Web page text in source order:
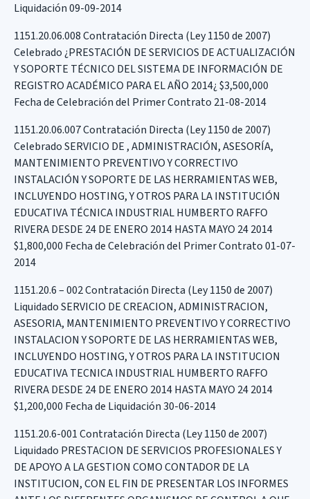
Liquidación 09-09-2014
1151.20.06.008 Contratación Directa (Ley 1150 de 2007)
Celebrado ¿PRESTACIÓN DE SERVICIOS DE ACTUALIZACIÓN
Y SOPORTE TÉCNICO DEL SISTEMA DE INFORMACIÓN DE
REGISTRO ACADÉMICO PARA EL AÑO 2014¿ $3,500,000
Fecha de Celebración del Primer Contrato 21-08-2014
1151.20.06.007 Contratación Directa (Ley 1150 de 2007)
Celebrado SERVICIO DE , ADMINISTRACIÓN, ASESORÍA,
MANTENIMIENTO PREVENTIVO Y CORRECTIVO
INSTALACIÓN Y SOPORTE DE LAS HERRAMIENTAS WEB,
INCLUYENDO HOSTING, Y OTROS PARA LA INSTITUCIÓN
EDUCATIVA TÉCNICA INDUSTRIAL HUMBERTO RAFFO
RIVERA DESDE 24 DE ENERO 2014 HASTA MAYO 24 2014
$1,800,000 Fecha de Celebración del Primer Contrato 01-07-
2014
1151.20.6 – 002 Contratación Directa (Ley 1150 de 2007)
Liquidado SERVICIO DE CREACION, ADMINISTRACION,
ASESORIA, MANTENIMIENTO PREVENTIVO Y CORRECTIVO
INSTALACION Y SOPORTE DE LAS HERRAMIENTAS WEB,
INCLUYENDO HOSTING, Y OTROS PARA LA INSTITUCION
EDUCATIVA TECNICA INDUSTRIAL HUMBERTO RAFFO
RIVERA DESDE 24 DE ENERO 2014 HASTA MAYO 24 2014
$1,200,000 Fecha de Liquidación 30-06-2014
1151.20.6-001 Contratación Directa (Ley 1150 de 2007)
Liquidado PRESTACION DE SERVICIOS PROFESIONALES Y
DE APOYO A LA GESTION COMO CONTADOR DE LA
INSTITUCION, CON EL FIN DE PRESENTAR LOS INFORMES